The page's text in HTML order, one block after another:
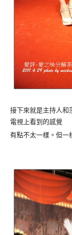
接下來就是主持人和
電視上看到的感覺
有點不太一樣。但一